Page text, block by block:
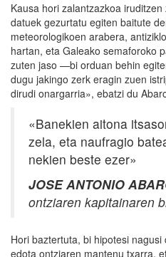
Kausa hori zalantzazkoa
datuek gezurtatu egiten baitute
meteorologikoen arabera,
hartan, eta Galeako semaforoko
zuten jaso —bi orduan behin
dugu jakingo zerk eragin zuen
dirudi onargarria», ebatzi du
«Banekien aitona
zela, eta naufragio
nekien beste ezer»
JOSE ANTONIO
ontziaren kapitainaren
Hori baztertuta, bi hipotesi
edota ontziaren mantenu txarra,